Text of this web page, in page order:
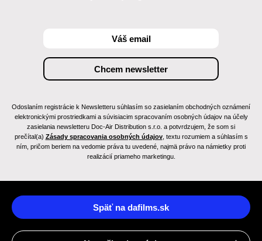
Odoslaním registrácie k Newsletteru súhlasím so zasielaním obchodných oznámení
elektronickými prostriedkami a súvisiacim spracovaním osobných údajov na účely
zasielania newsletteru Doc-Air Distribution s.r.o. a potvrdzujem, že som si
prečítal(a) Zásady spracovania osobných údajov, textu rozumiem a súhlasím s
ním, pričom beriem na vedomie práva tu uvedené, najmä právo na námietky proti
realizácií priameho marketingu.
Späť na dafilms.sk